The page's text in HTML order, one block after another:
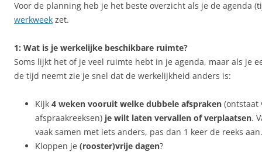
Voor de planning heb je het beste overzicht als je de agenda
werkweek zet.
1: Wat is je werkelijke beschikbare ruimte?
Soms lijkt het of je veel ruimte hebt in je agenda, maar als je
de tijd neemt zie je snel dat de werkelijkheid anders is:
Kijk 4 weken vooruit welke dubbele afspraken (ontstaat
afspraakreeksen) je wilt laten vervallen of verplaatsen.
vaak samen met iets anders, pas dan 1 keer de reeks aan.
Kloppen je (rooster)vrije dagen?